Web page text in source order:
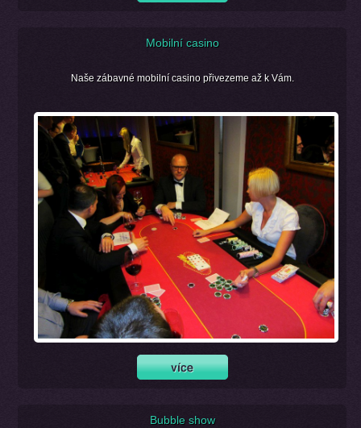
Mobilní casino
Naše zábavné mobilní casino přivezeme až k Vám.
Bubble show